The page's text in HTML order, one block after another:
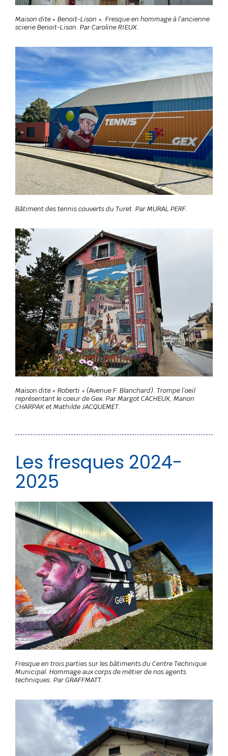
Maison dite « Benoit-Lison ». Fresque en hommage à l’ancienne
scierie Benoit-Lison. Par Caroline RIEUX.
Bâtiment des tennis couverts du Turet. Par MURAL PERF.
Maison dite « Roberti » (Avenue F. Blanchard). Trompe l’oeil
représentant le coeur de Gex. Par Margot CACHEUX, Manon
CHARPAK et Mathilde JACQUEMET.
Les fresques 2024-
2025
Fresque en trois parties sur les bâtiments du Centre Technique
Municipal. Hommage aux corps de métier de nos agents
techniques. Par GRAFFMATT.